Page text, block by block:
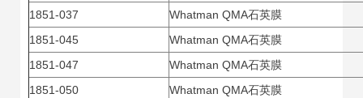
1851-037
Whatman QMA石英膜
1851-045
Whatman QMA石英膜
1851-047
Whatman QMA石英膜
1851-050
Whatman QMA石英膜